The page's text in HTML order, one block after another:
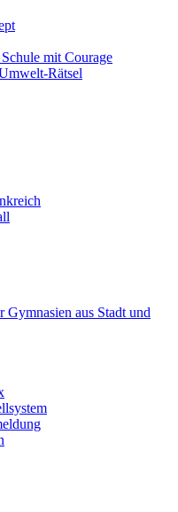
mit Courage
Rätsel
Gymnasien aus Stadt und